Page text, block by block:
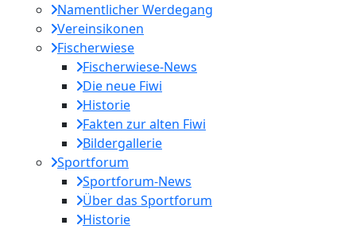
Namentlicher Werdegang
Vereinsikonen
Fischerwiese
Fischerwiese-News
Die neue Fiwi
Historie
Fakten zur alten Fiwi
Bildergallerie
Sportforum
Sportforum-News
Über das Sportforum
Historie